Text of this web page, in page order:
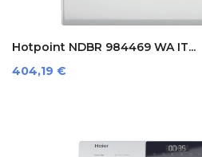
Hotpoint NDBR 984469 WA IT...
Preis
404,19 €